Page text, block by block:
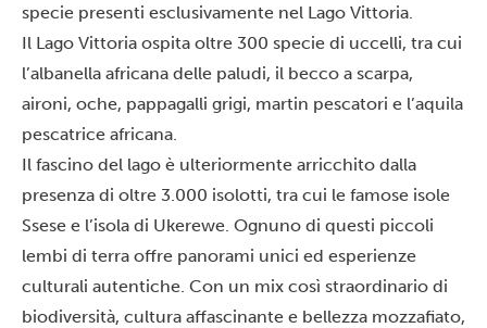
specie presenti esclusivamente nel Lago Vittoria.
Il Lago Vittoria ospita oltre 300 specie di uccelli, tra cui
l’albanella africana delle paludi, il becco a scarpa,
aironi, oche, pappagalli grigi, martin pescatori e l’aquila
pescatrice africana.
Il fascino del lago è ulteriormente arricchito dalla
presenza di oltre 3.000 isolotti, tra cui le famose isole
Ssese e l’isola di Ukerewe. Ognuno di questi piccoli
lembi di terra offre panorami unici ed esperienze
culturali autentiche. Con un mix così straordinario di
biodiversità, cultura affascinante e bellezza mozzafiato,